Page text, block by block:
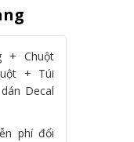
+ Chuột
+ Túi
Decal
phí đổi